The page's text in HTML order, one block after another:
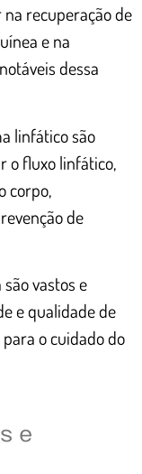
recuperação de
e na
dessa
linfático são
o fluxo linfático,
corpo,
de
vastos e
e qualidade de
o cuidado do
e